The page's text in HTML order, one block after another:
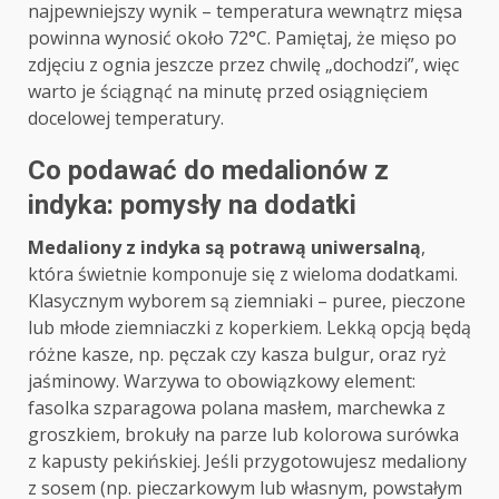
najpewniejszy wynik – temperatura wewnątrz mięsa
powinna wynosić około 72°C. Pamiętaj, że mięso po
zdjęciu z ognia jeszcze przez chwilę „dochodzi”, więc
warto je ściągnąć na minutę przed osiągnięciem
docelowej temperatury.
Co podawać do medalionów z
indyka: pomysły na dodatki
Medaliony z indyka są potrawą uniwersalną,
która świetnie komponuje się z wieloma dodatkami.
Klasycznym wyborem są ziemniaki – puree, pieczone
lub młode ziemniaczki z koperkiem. Lekką opcją będą
różne kasze, np. pęczak czy kasza bulgur, oraz ryż
jaśminowy. Warzywa to obowiązkowy element:
fasolka szparagowa polana masłem, marchewka z
groszkiem, brokuły na parze lub kolorowa surówka
z kapusty pekińskiej. Jeśli przygotowujesz medaliony
z sosem (np. pieczarkowym lub własnym, powstałym